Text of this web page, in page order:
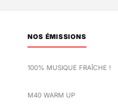
NOS ÉMISSIONS
100% MUSIQUE FRAÎCHE !
M40 WARM UP